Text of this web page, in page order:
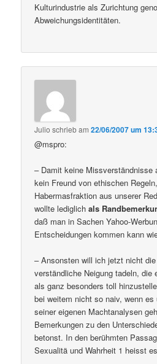
Kulturindustrie als Zurichtung
Abweichungsidentitäten.
Julio schriebam22/06/2007 um
@mspro:
– Damit keine Missverständnisse
kein Freund von ethischen
Habermasfraktion aus unserer
wollte lediglichals
daß man in Sachen Yahoo-
Entscheidungen kommen kann
– Ansonsten will ich jetzt nicht
verständliche Neigung tadeln, die
als ganz besonders toll
bei weitem nicht so naiv, wenn es
seiner eigenen Machtanalysen
Bemerkungen zu den
betonst. In den berühmten
Sexualitä und Wahrheit 1 heisst